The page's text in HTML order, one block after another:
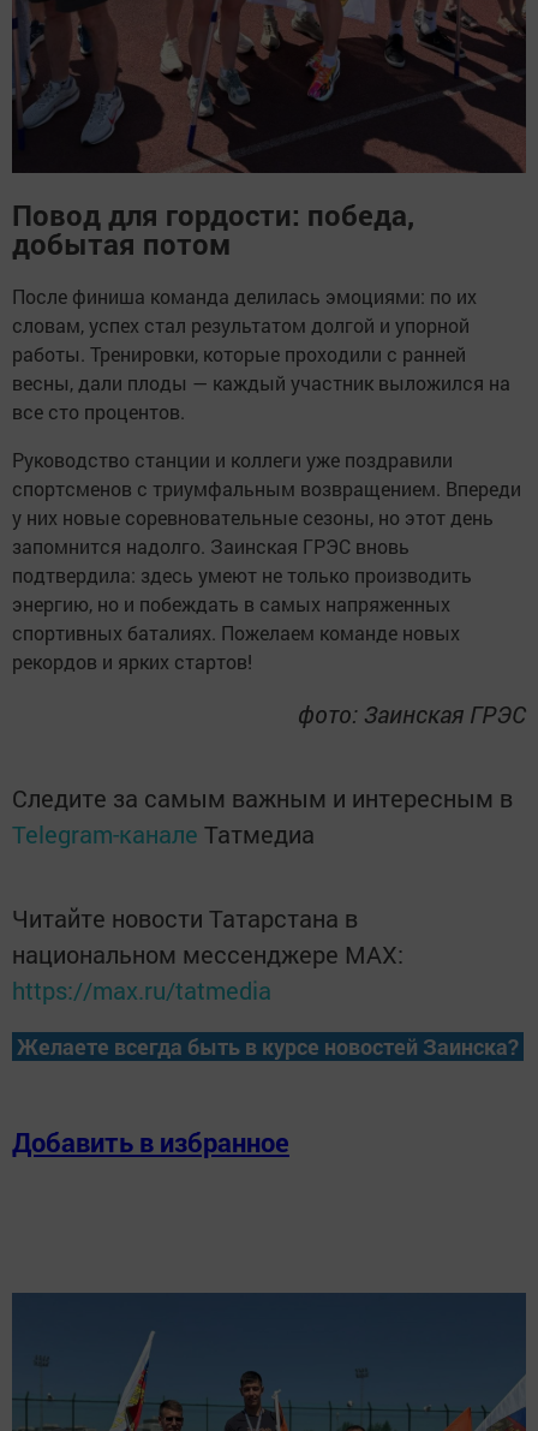
Повод для гордости: победа,
добытая потом
После финиша команда делилась эмоциями: по их
словам, успех стал результатом долгой и упорной
работы. Тренировки, которые проходили с ранней
весны, дали плоды — каждый участник выложился на
все сто процентов.
Руководство станции и коллеги уже поздравили
спортсменов с триумфальным возвращением. Впереди
у них новые соревновательные сезоны, но этот день
запомнится надолго. Заинская ГРЭС вновь
подтвердила: здесь умеют не только производить
энергию, но и побеждать в самых напряженных
спортивных баталиях. Пожелаем команде новых
рекордов и ярких стартов!
фото: Заинская ГРЭС
Следите за самым важным и интересным в
Telegram-канале Татмедиа
Читайте новости Татарстана в
национальном мессенджере MАХ:
https://max.ru/tatmedia
Желаете всегда быть в курсе новостей Заинска?
Добавить в избранное